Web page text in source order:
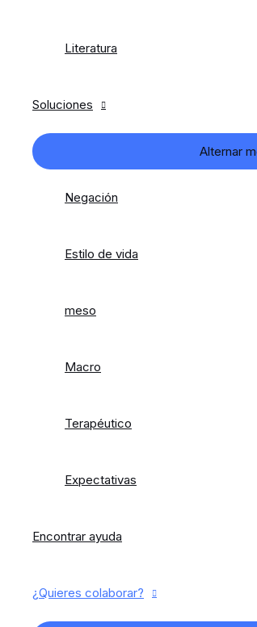
Literatura
Soluciones
Alternar
Negación
Estilo de vida
meso
Macro
Terapéutico
Expectativas
Encontrar ayuda
¿Quieres colaborar?